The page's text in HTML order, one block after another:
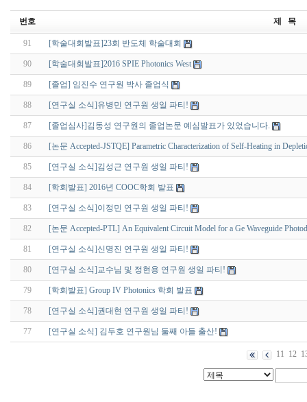
번호 제 목
91 [학술대회발표]23회 반도체 학술대회
90 [학술대회발표]2016 SPIE Photonics West
89 [졸업] 임진수 연구원 박사 졸업식
88 [연구실 소식]유병민 연구원 생일 파티!
87 [졸업심사]김동성 연구원의 졸업논문 예심발표가 있었습니다.
86 [논문 Accepted-JSTQE] Parametric Characterization of Self-Heating in
85 [연구실 소식]김성근 연구원 생일 파티!
84 [학회발표] 2016년 COOC학회 발표
83 [연구실 소식]이정민 연구원 생일 파티!
82 [논문 Accepted-PTL] An Equivalent Circuit Model for a Ge Waveguide
81 [연구실 소식]신명진 연구원 생일 파티!
80 [연구실 소식]교수님 및 정현용 연구원 생일 파티!
79 [학회발표] Group IV Photonics 학회 발표
78 [연구실 소식]권대현 연구원 생일 파티!
77 [연구실 소식] 김두호 연구원님 둘째 아들 출산!
11 12